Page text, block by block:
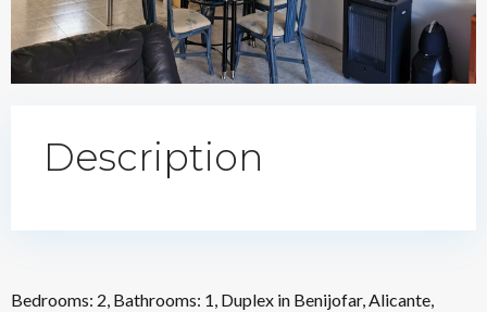
Description
Bedrooms: 2, Bathrooms: 1, Duplex in Benijofar, Alicante,